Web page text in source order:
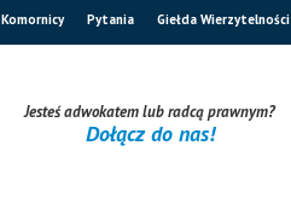
Komornicy Pytania Giełda Wierzytelności
Jesteś adwokatem lub radcą prawnym?
Dołącz do nas!